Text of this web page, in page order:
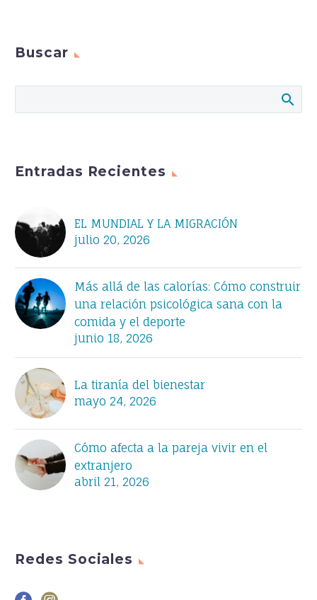
Buscar
Entradas Recientes
EL MUNDIAL Y LA MIGRACIÓN
julio 20, 2026
Más allá de las calorías: Cómo construir
una relación psicológica sana con la
comida y el deporte
junio 18, 2026
La tiranía del bienestar
mayo 24, 2026
Cómo afecta a la pareja vivir en el
extranjero
abril 21, 2026
Redes Sociales